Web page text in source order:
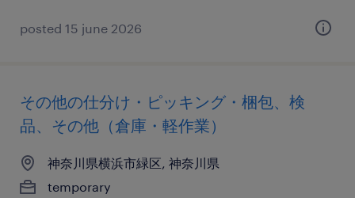
posted 15 june 2026
その他の仕分け・ピッキング・梱包、検
品、その他（倉庫・軽作業）
神奈川県横浜市緑区, 神奈川県
temporary